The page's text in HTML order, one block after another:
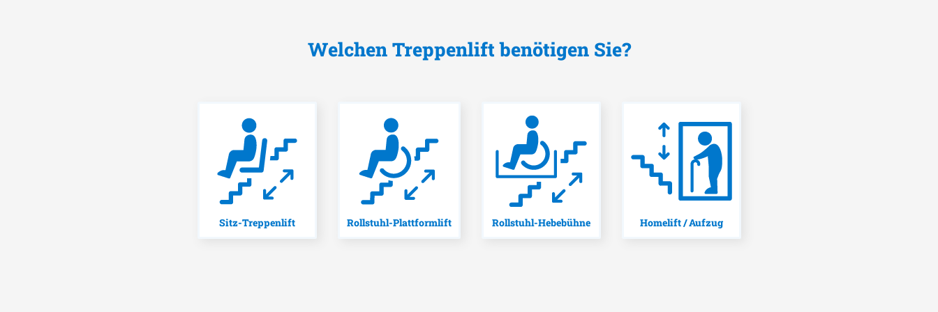
Welchen Treppenlift benötigen Sie?
Sitz-Treppenlift Rollstuhl-Plattformlift Rollstuhl-Hebebühne Homelift / Aufzug